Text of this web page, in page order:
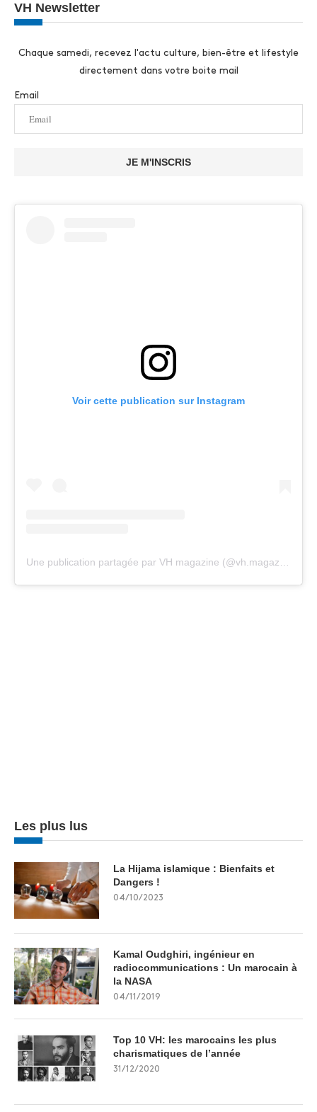
VH Newsletter
Chaque samedi, recevez l'actu culture, bien-être et lifestyle
directement dans votre boite mail
Email
JE M'INSCRIS
Voir cette publication sur Instagram
Une publication partagée par VH magazine (@vh.magazine)
Les plus lus
La Hijama islamique : Bienfaits et
Dangers !
04/10/2023
Kamal Oudghiri, ingénieur en
radiocommunications : Un marocain à
la NASA
04/11/2019
Top 10 VH: les marocains les plus
charismatiques de l’année
31/12/2020